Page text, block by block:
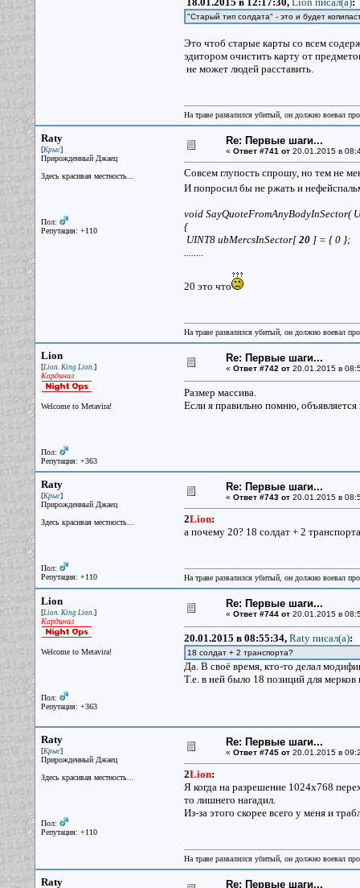
"Старый тип солдата" - это и будет
Это чтоб старые карты со всем
эдитором очистить карту от
не может людей расставить.
На траве развалился убитый, он должно воевал
Raty
[Крыс]
Прирожденный Джаец
Здесь красивая местность...
Пол:
Репутация: +110
Re: Первые шаги...
« Ответ #741 от20.01.2015 в
Совсем глупость спрошу, но тем не
И попросил бы не ржать и
void SayQuoteFromAnyBodyInSector(
{
UINT8 ubMercsInSector[20] = { 0 };
........
20 это что
На траве развалился убитый, он должно воевал
Lion
[Lion. King Lion.]
Кардинал
Welcome to Metavira!
Пол:
Репутация: +363
Re: Первые шаги...
« Ответ #742 от20.01.2015 в
Размер массива.
Если я правильно помню, объявляется
Raty
[Крыс]
Прирожденный Джаец
Здесь красивая местность...
Пол:
Репутация: +110
Re: Первые шаги...
« Ответ #743 от20.01.2015 в
2Lion:
а почему 20? 18 солдат + 2
На траве развалился убитый, он должно воевал
Lion
[Lion. King Lion.]
Кардинал
Welcome to Metavira!
Пол:
Репутация: +363
Re: Первые шаги...
« Ответ #744 от20.01.2015 в
20.01.2015 в 08:55:34, Raty писал(a):
18 солдат + 2 транспорта?
Да. В своё время, кто-то делал
Т.е. в ней было 18 позиций для
Raty
[Крыс]
Прирожденный Джаец
Здесь красивая местность...
Пол:
Репутация: +110
Re: Первые шаги...
« Ответ #745 от20.01.2015 в
2Lion:
Я когда на разрешение 1024х768
то лишнего нагадил.
Из-за этого скорее всего у меня и
На траве развалился убитый, он должно воевал
Raty Re: Первые шаги...